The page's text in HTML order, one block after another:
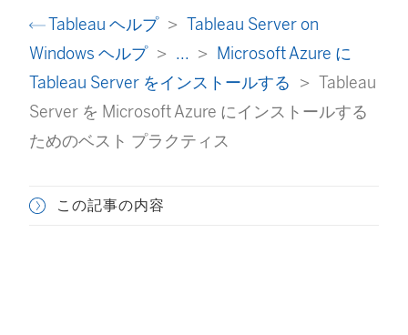
Tableau ヘルプ
Tableau Server on
Windows ヘルプ
...
Microsoft Azure に
Tableau Server をインストールする
Tableau
Server を Microsoft Azure にインストールする
ためのベスト プラクティス
この記事の内容